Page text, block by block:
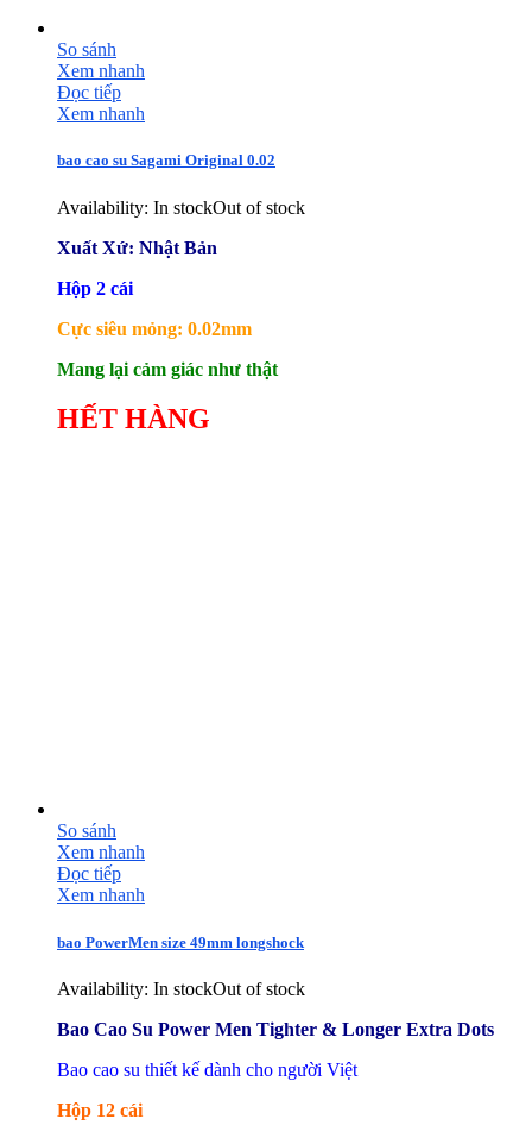
So sánh
Xem nhanh
Đọc tiếp
Xem nhanh
bao cao su Sagami Original 0.02
Availability: In stockOut of stock
Xuất Xứ: Nhật Bản
Hộp 2 cái
Cực siêu mỏng: 0.02mm
Mang lại cảm giác như thật
HẾT HÀNG
So sánh
Xem nhanh
Đọc tiếp
Xem nhanh
bao PowerMen size 49mm longshock
Availability: In stockOut of stock
Bao Cao Su Power Men Tighter & Longer Extra Dots
Bao cao su thiết kế dành cho người Việt
Hộp 12 cái